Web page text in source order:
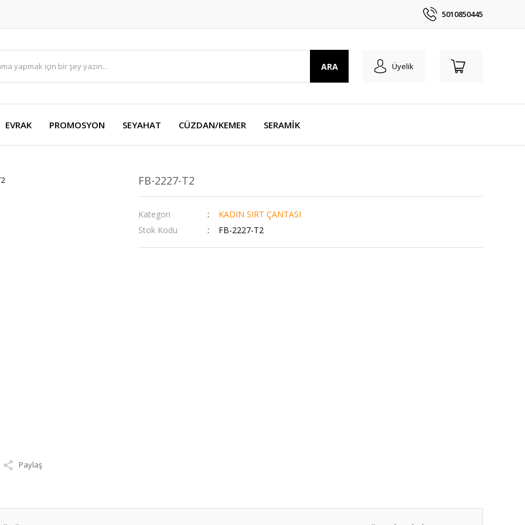
5010850445
ARA Üyelik
EVRAK PROMOSYON SEYAHAT CÜZDAN/KEMER SERAMİK
Paylaş
FB-2227-T2
Kategori
KADIN SIRT ÇANTASI
Stok Kodu
FB-2227-T2